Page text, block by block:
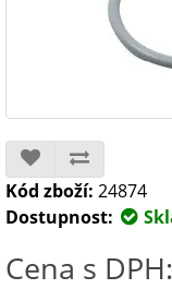
Kód zboží: 24874
Dostupnost:
Cena s